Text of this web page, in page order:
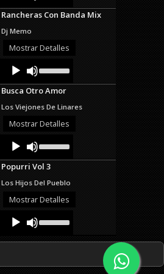
Arrow
keys
or
Rancheras Con Banda Mix
Dj Memo
Mostrar Detalles
Audio
Player
Up/Down
Arrow
keys
increase
or
Busca Otro Amor
Los Viejones De Linares
Mostrar Detalles
Audio
Player
Up/Down
Arrow
keys
increase
or
Popurri Vol 3
Los Hijos Del Pueblo
Mostrar Detalles
Audio
Player
Up/Down
keys